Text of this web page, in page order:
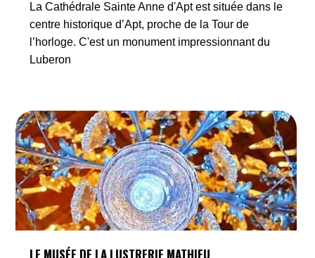
La Cathédrale Sainte Anne d'Apt est située dans le
centre historique d’Apt, proche de la Tour de
l’horloge. C'est un monument impressionnant du
Luberon
LE MUSÉE DE LA LUSTRERIE MATHIEU